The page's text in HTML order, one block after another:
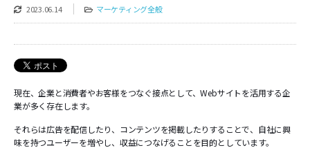
2023.06.14 マーケティング全般
現在、企業と消費者やお客様をつなぐ接点として、Webサイトを活用する企
業が多く存在します。
それらは広告を配信したり、コンテンツを掲載したりすることで、自社に興
味を持つユーザーを増やし、収益につなげることを目的としています。